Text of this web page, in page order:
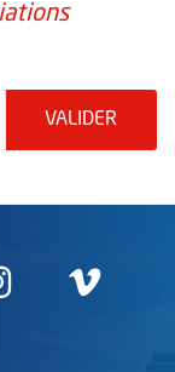
VALIDER
fenêtre
nouvelle
une
Instagram
, Ouvre
,
RSS